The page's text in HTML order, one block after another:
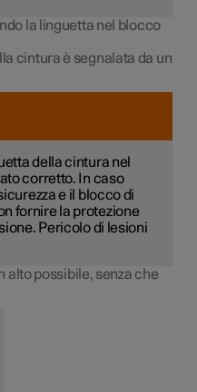
la linguetta nel blocco
cintura è segnalata da un
della cintura nel
corretto. In caso
e il blocco di
fornire la protezione
Pericolo di lesioni
alto possibile, senza che